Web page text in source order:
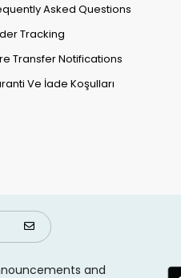
Asked Questions
Tracking
Transfer Notifications
Ve İade Koşulları
and